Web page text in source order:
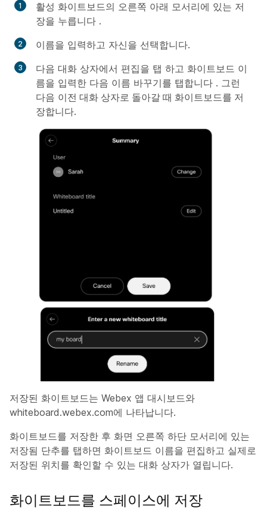
활성 화이트보드의 오른쪽 아래 모서리에 있는 저
장을 누릅니다 .
이름을 입력하고 자신을 선택합니다.
다음 대화 상자에서 편집을 탭 하고 화이트보드 이
름을 입력한 다음 이름 바꾸기를 탭합니다 . 그런
다음 이전 대화 상자로 돌아갈 때 화이트보드를 저
장합니다.
저장된 화이트보드는 Webex 앱 대시보드와
whiteboard.webex.com에 나타납니다.
화이트보드를 저장한 후 화면 오른쪽 하단 모서리에 있는
저장됨 단추를 탭하면 화이트보드 이름을 편집하고 실제로
저장된 위치를 확인할 수 있는 대화 상자가 열립니다.
화이트보드를 스페이스에 저장